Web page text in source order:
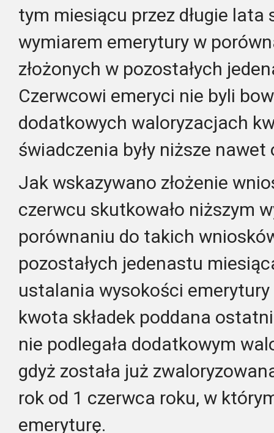
tym miesiącu przez długie lata
wymiarem emerytury w
złożonych w pozostałych
Czerwcowi emeryci nie byli
dodatkowych waloryzacjach
świadczenia były niższe nawet
Jak wskazywano złożenie
czerwcu skutkowało niższym
porównaniu do takich
pozostałych jedenastu
ustalania wysokości
kwota składek poddana
nie podlegała dodatkowym
gdyż została już
rok od 1 czerwca roku, w
emeryturę.